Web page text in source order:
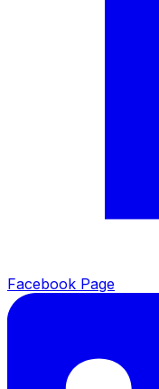
Facebook Page